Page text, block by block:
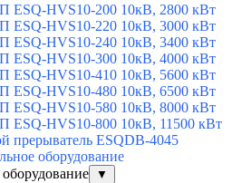
ESQ-HVS10-200 10кВ, 2800 кВт
ESQ-HVS10-220 10кВ, 3000 кВт
ESQ-HVS10-240 10кВ, 3400 кВт
ESQ-HVS10-300 10кВ, 4000 кВт
ESQ-HVS10-410 10кВ, 5600 кВт
ESQ-HVS10-480 10кВ, 6500 кВт
ESQ-HVS10-580 10кВ, 8000 кВт
ESQ-HVS10-800 10кВ, 11500 кВт
прерыватель ESQDB-4045
оборудование
▼